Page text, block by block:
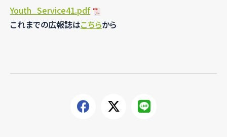
Youth_Service41.pdf
これまでの広報誌はこちらから